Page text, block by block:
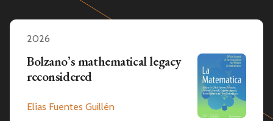
2026
Bolzano’s mathematical legacy
reconsidered
Elías Fuentes Guillén